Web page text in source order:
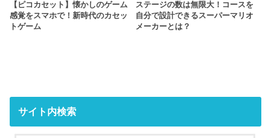
【ピコカセット】懐かしのゲーム
感覚をスマホで！新時代のカセッ
トゲーム
ステージの数は無限大！コースを
自分で設計できるスーパーマリオ
メーカーとは？
サイト内検索